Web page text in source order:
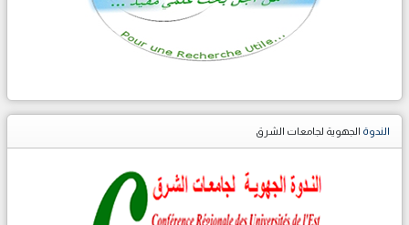
الندوة الجهوية لجامعات الشرق